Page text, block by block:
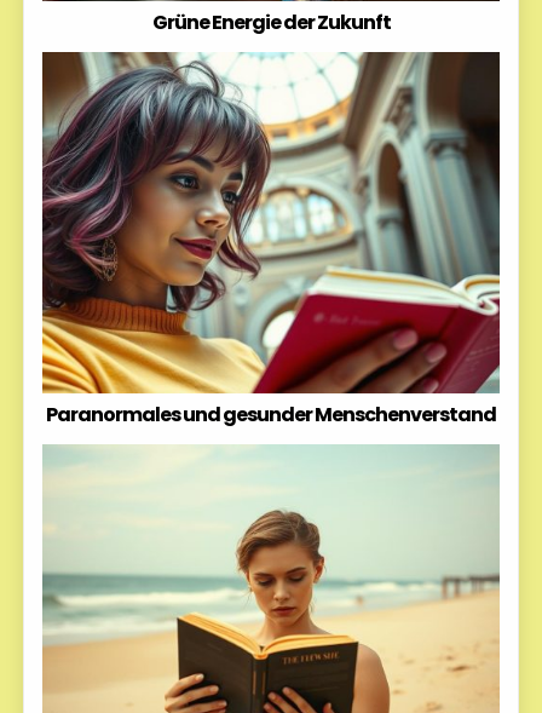
Grüne Energie der Zukunft
Paranormales und gesunder Menschenverstand